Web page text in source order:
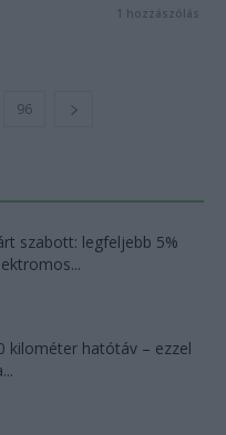
1 hozzászólás
96
szabott: legfeljebb 5%
kilométer hatótáv – ezzel